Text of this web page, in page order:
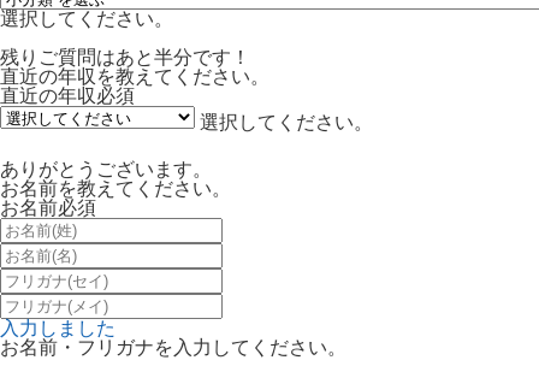
選択してください。
残りご質問はあと半分です！
直近の年収を教えてください。
直近の年収必須
選択してください。
ありがとうございます。
お名前を教えてください。
お名前必須
入力しました
お名前・フリガナを入力してください。